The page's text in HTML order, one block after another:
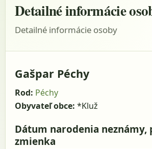
Detailné informácie
Detailné informácie osoby
Gašpar Péchy
Rod: Péchy
Obyvateľ obce: *Kluž
Dátum narodenia neznámy,
zmienka